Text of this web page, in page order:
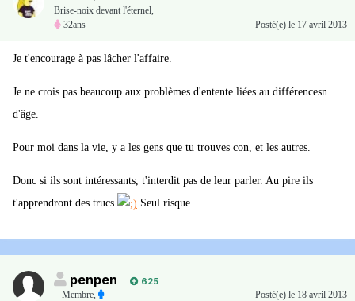
Brise-noix devant l'éternel,
32ans
Posté(e) le 17 avril 2013
Je t'encourage à pas lâcher l'affaire.
Je ne crois pas beaucoup aux problèmes d'entente liées au différencesn
d'âge.
Pour moi dans la vie, y a les gens que tu trouves con, et les autres.
Donc si ils sont intéressants, t'interdit pas de leur parler. Au pire ils
t'apprendront des trucs
Seul risque.
penpen
625
Membre, Posté(e) le 18 avril 2013